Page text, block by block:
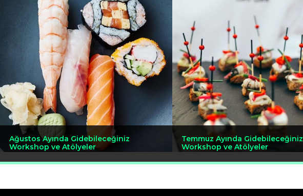
Ağustos Ayında Gidebileceğiniz
Workshop ve Atölyeler
Temmuz Ayında Gidebileceğiniz
Workshop ve Atölyeler